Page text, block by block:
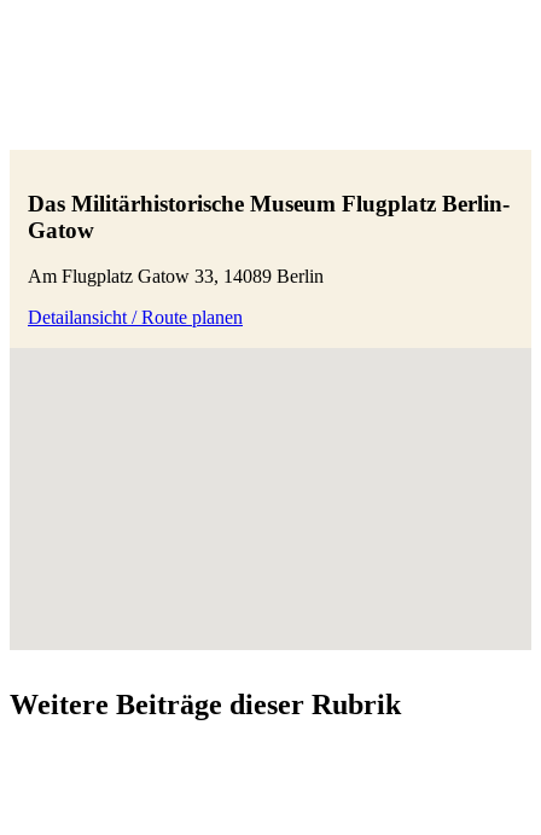
Das Militärhistorische Museum Flugplatz Berlin-
Gatow
Am Flugplatz Gatow 33, 14089 Berlin
Detailansicht / Route planen
Weitere Beiträge dieser Rubrik